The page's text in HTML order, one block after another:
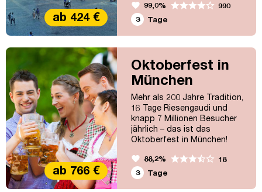
und Kunstfreunde,
Kaffeehauskultur und
Traditionsgaststätten,
Shopping in historischen
Handelshöfen und Passagen,
besondere Naturerlebnisse
und ein buntes vielseitiges
Nachtleben – hier ist für
ab 424 €
favorite 99,0%
990
3
Tage
Oktoberfest in
München
Mehr als 200 Jahre Tradition,
16 Tage Riesengaudi und
knapp 7 Millionen Besucher
jährlich – das ist das
Oktoberfest in München!
tolles Wochenende in der
Isarmetropole mit Besuch in
einem Festzelt auf der Wiesn!
ab 766 €
favorite 88,2%
18
3
Tage